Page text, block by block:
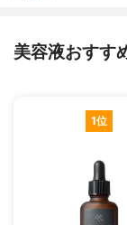
美容液おすす
1位